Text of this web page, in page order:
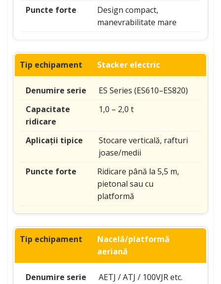
Design compact,
manevrabilitate mare
Stacker electric
ES Series (ES610–ES820)
1,0 – 2,0 t
Stocare verticală, rafturi
joase/medii
Ridicare până la 5,5 m,
pietonal sau cu
platformă
Nacelă/platformă
aeriană
AETJ / ATJ / 100VJR etc.